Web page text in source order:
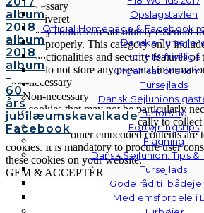
Opslagstavlen
Official Homepage & Facebook
Danske
For F18-frivillige
Tursejlads
Dansk Sejlunions
Turforslag
Fortøjningstips
Flagning
Dansk Sejlunion: Tips
Tursejlads
Gode råd til
Medlemsfordele i
album
2018
album
2018
album
–
60
års
jubilæumskavalkade
Facebook
Necessary
Altid aktiveret
Necessary cookies are absolutely essential
function properly. This category only
basic functionalities and security features of
cookies do not store any personal
Non-necessary
Non-necessary
Any cookies that may not be particularly
to function and is used specifically to collect
analytics, ads, other embedded contents are
cookies. It is mandatory to procure user
these cookies on your website.
GEM & ACCEPTÈR